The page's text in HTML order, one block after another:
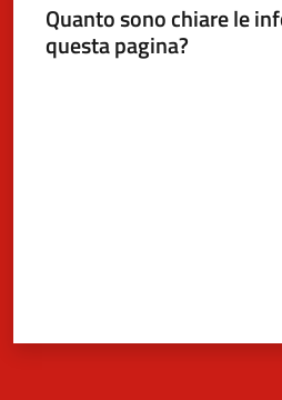
Quanto sono chiare le
questa pagina?